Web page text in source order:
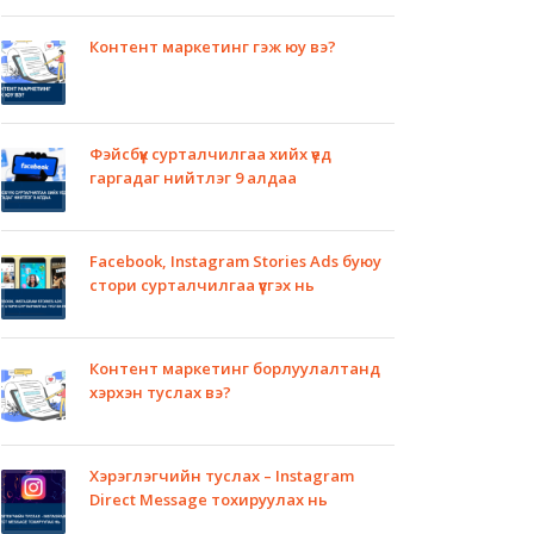
Контент маркетинг гэж юу вэ?
Фэйсбүүк сурталчилгаа хийх үед
гаргадаг нийтлэг 9 алдаа
Facebook, Instagram Stories Ads буюу
стори сурталчилгаа үүсгэх нь
Контент маркетинг борлуулалтанд
хэрхэн туслах вэ?
Хэрэглэгчийн туслах – Instagram
Direct Message тохируулах нь